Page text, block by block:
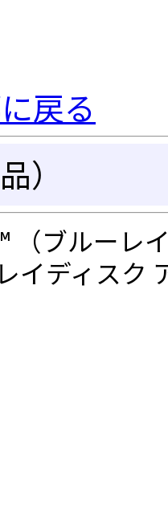
戻る
）
ブルーレ
イディスク